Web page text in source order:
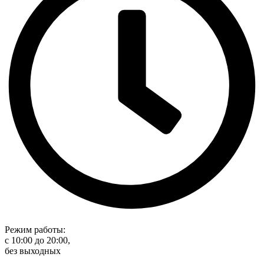
Режим работы:
с 10:00 до 20:00,
без выходных